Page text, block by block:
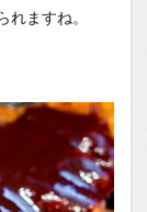
ますね。